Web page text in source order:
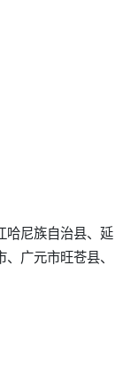
哈尼族自治县、延
广元市旺苍县、